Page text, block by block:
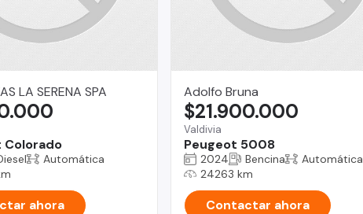
LA SERENA SPA
Colorado
Automática
ahora
Adolfo Bruna
Valdivia
Peugeot 5008
$21.900.000
2024 Bencina
Automática
24263 km
Contactar ahora